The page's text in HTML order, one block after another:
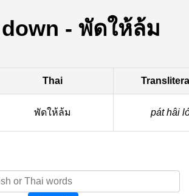
- พัดให้ล้ม
Thai
พัดให้ล้ม pát hâi